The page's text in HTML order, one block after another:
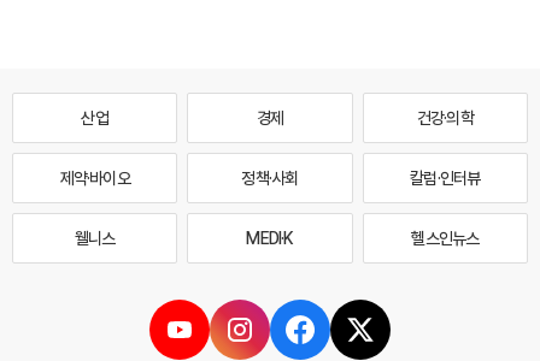
산업 경제 건강·의학
제약·바이오 정책·사회 칼럼·인터뷰
웰니스 MEDI·K 헬스인뉴스